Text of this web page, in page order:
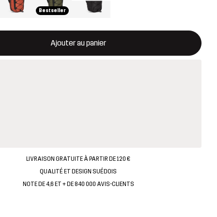
Bestseller
Ajouter au panier
une fenêtre modale confirmant un nouvel article dans le
LIVRAISON GRATUITE À PARTIR DE 120 €
QUALITÉ ET DESIGN SUÉDOIS
NOTE DE 4,6 ET + DE 840 000 AVIS-CLIENTS